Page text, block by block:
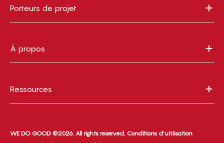
Porteurs de projet
À propos
Ressources
WE DO GOOD ©2026. All rights reserved. Conditions d’utilisation